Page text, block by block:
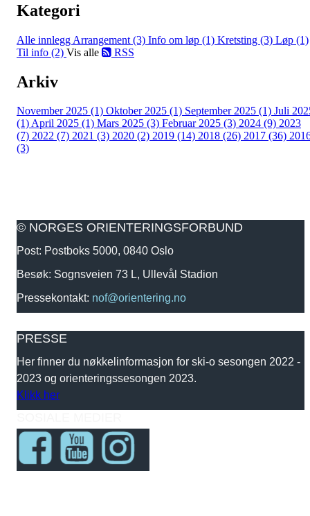
Kategori
Alle innlegg Arrangement (3) Info om løp (1) Kretsting (3) Løp (1)
Til info (2) Vis alle RSS
Arkiv
November 2025 (1) Oktober 2025 (1) September 2025 (1) Juli
(1)April 2025 (1) Mars 2025 (3) Februar 2025 (3) 2024 (9) 2023
(7) 2022 (7) 2021 (3) 2020 (2) 2019 (14) 2018 (26) 2017 (36)
(3)
© NORGES ORIENTERINGSFORBUND
Post: Postboks 5000, 0840 Oslo
Besøk: Sognsveien 73 L, Ullevål Stadion
Pressekontakt: nof@orientering.no
PRESSE
Her finner du nøkkelinformasjon for ski-o sesongen 2022 -
2023 og orienteringssesongen 2023.
Klikk her